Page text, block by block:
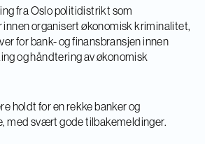
fra Oslo politidistrikt som
organisert økonomisk kriminalitet,
for bank- og finansbransjen innen
og håndtering av økonomisk
holdt for en rekke banker og
med svært gode tilbakemeldinger.